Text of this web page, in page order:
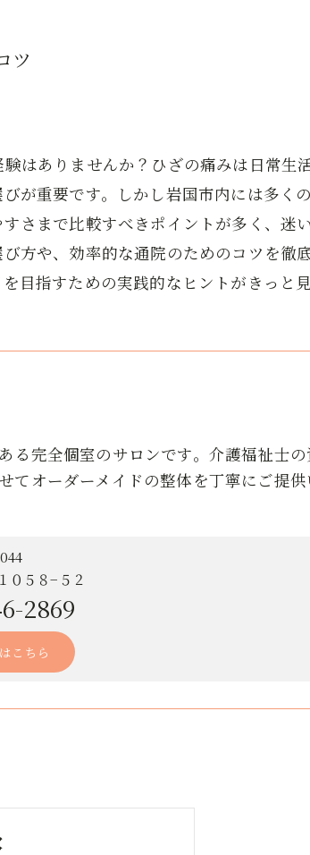
ツ
はありませんか？ひざの痛みは日常生
が重要です。しかし岩国市内には多く
さまで比較すべきポイントが多く、迷
方や、効率的な通院のためのコツを徹
指すための実践的なヒントがきっと見
完全個室のサロンです。介護福祉士の
オーダーメイドの整体を丁寧にご提供
０５８−５２
2869
こちら